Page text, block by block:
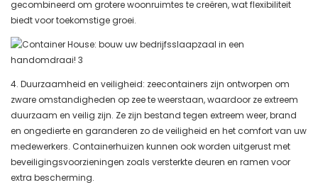
gecombineerd om grotere woonruimtes te creëren, wat flexibiliteit
biedt voor toekomstige groei.
4. Duurzaamheid en veiligheid: zeecontainers zijn ontworpen om
zware omstandigheden op zee te weerstaan, waardoor ze extreem
duurzaam en veilig zijn. Ze zijn bestand tegen extreem weer, brand
en ongedierte en garanderen zo de veiligheid en het comfort van uw
medewerkers. Containerhuizen kunnen ook worden uitgerust met
beveiligingsvoorzieningen zoals versterkte deuren en ramen voor
extra bescherming.